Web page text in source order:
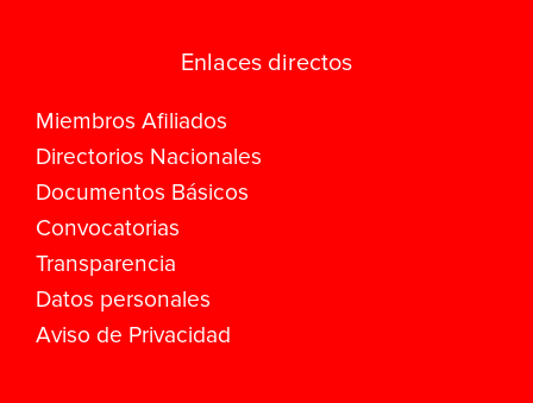
Enlaces directos
Miembros Afiliados
Directorios Nacionales
Documentos Básicos
Convocatorias
Transparencia
Datos personales
Aviso de Privacidad